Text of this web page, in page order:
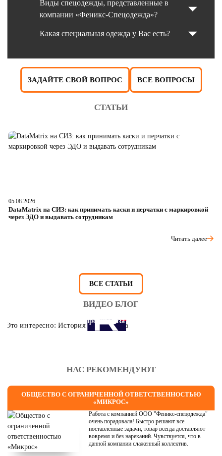
Виды спецодежды, представленные в
компании «Феникс-Спецодежда»?
Какая специальная одежда у Вас есть?
ЗАДАЙТЕ СВОЙ ВОПРОС ВСЕ ВОПРОСЫ
СТАТЬИ
05.08.2026
DataMatrix на СИЗ: как принимать каски и перчатки с маркировкой
через ЭДО и выдавать сотрудникам
Читать далее
ВСЕ СТАТЬИ
ВИДЕО БЛОГ
Это интересно: История противогаза
НАС РЕКОМЕНДУЮТ
ОБЩЕСТВО С ОГРАНИЧЕННОЙ ОТВЕТСТВЕННОСТЬЮ
«МИКРОС»
Работа с компанией ООО "Феникс-спецодежда"
очень порадовала! Быстро решают все
поставленные задачи, товар всегда доставляют
вовремя и без нареканий. Чувствуется, что в
данной компании слаженный коллектив.